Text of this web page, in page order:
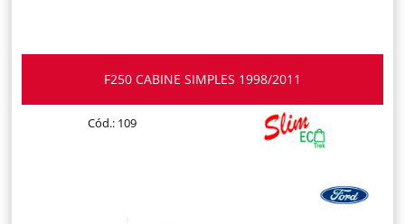
F250 CABINE SIMPLES 1998/2011
Cód.: 109